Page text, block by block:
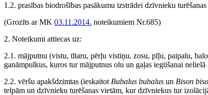
1.2. prasības biodrošības pasākumu izstrādei dzīvnieku turēšanas
(Grozīts ar MK 03.11.2014. noteikumiem Nr.685)
2. Noteikumi attiecas uz:
2.1. mājputnu (vistu, tītaru, pērļu vistiņu, zosu, pīļu, paipalu,
ganāmpulkus, kuros tur mājputnus olu un gaļas iegūšanai nelielā
2.2. vēršu apakšdzimtas (ieskaitot Bubalus bubalus un Bison
telpām un dzīvnieku turēšanas vietām, kur dzīvniekus tur